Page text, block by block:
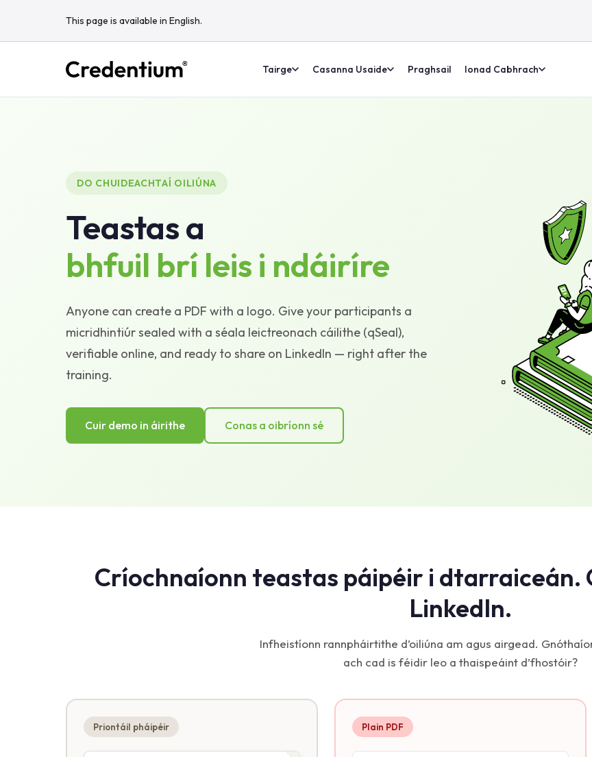
This page is available in English.
Tairge Casanna Usaide Praghsail Ionad Cabhrach
DO CHUIDEACHTAÍ OILIÚNA
Teastas a
bhfuil brí leis i ndáiríre
Anyone can create a PDF with a logo. Give your participants a
micridhintiúr sealed with a séala leictreonach cáilithe (qSeal),
verifiable online, and ready to share on LinkedIn — right after the
training.
Cuir demo in áirithe Conas a oibríonn sé
Críochnaíonn teastas páipéir i dtarraiceán.
LinkedIn.
Infheistíonn rannpháirtithe d’oiliúna am agus airgead.
ach cad is féidir leo a thaispeáint d’fhostóir?
Priontáil pháipéir Plain PDF